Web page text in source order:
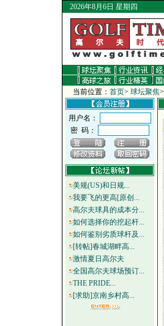
2026年8月6日 星期四
当前位置： 首页> 球坛聚焦>
用户名：
密 码：
美规(US)和日规...
我要飞的更高[原创...
高尔夫球具的成本分...
如何选择你的挖起杆...
如何鉴别劣质球杆及...
[转帖]春城湖畔高...
激情夏日高尔夫
全国高尔夫球场预订...
THE PRIDE...
[求助]京南乡村高...